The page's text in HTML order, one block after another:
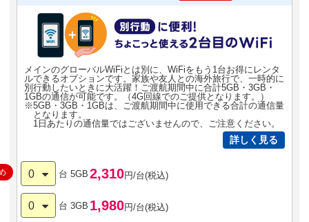
メインのグローバルWiFiとは別に、WiFiをもう1台お得にレンタ
ルできるオプションです。家族や友人との海外旅行で、一時的に
別行動したいときに大活躍！ご渡航期間中に合計5GB・3GB・
1GBの通信が可能です。（4G回線でのご提供となります。）
※5GB・3GB・1GBは、ご渡航期間中に使用できる合計の通信量
となります。
1日あたりの通信量ではございませんので、ご注意ください。
詳しく見る
0 台 5GB 2,310円/台(税込)
0 台 3GB 1,980円/台(税込)